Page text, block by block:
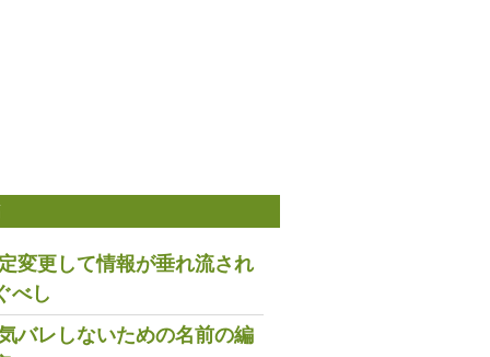
変更して情報が垂れ流され
べし
バレしないための名前の編